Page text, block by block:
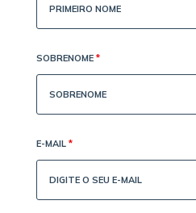
SOBRENOME *
E-MAIL *